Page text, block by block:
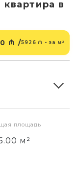
в
₼ /5926 ₼ - за м²
площадь
м²